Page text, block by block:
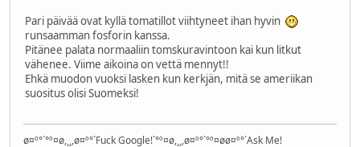
Pari päivää ovat kyllä tomatillot viihtyneet ihan hyvin
runsaamman fosforin kanssa.
Pitänee palata normaaliin tomskuravintoon kai kun litkut
vähenee. Viime aikoina on vettä mennyt!!
Ehkä muodon vuoksi lasken kun kerkjän, mitä se ameriikan
suositus olisi Suomeksi!
ø¤º°`°º¤ø,¸¸,ø¤º°`Fuck Google!`°º¤ø,¸¸,ø¤º°`°º¤øø¤º°`Ask Me!